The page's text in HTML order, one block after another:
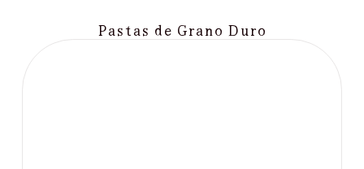
Pastas de Grano Duro